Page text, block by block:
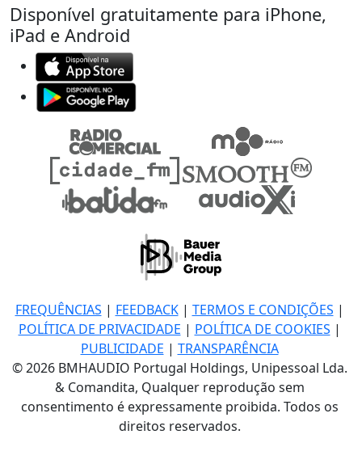
Disponível gratuitamente para iPhone,
iPad e Android
FREQUÊNCIAS | FEEDBACK| TERMOS E CONDIÇÕES |
POLÍTICA DE PRIVACIDADE | POLÍTICA DE COOKIES |
PUBLICIDADE | TRANSPARÊNCIA
© 2026 BMHAUDIO Portugal Holdings, Unipessoal Lda.
& Comandita, Qualquer reprodução sem
consentimento é expressamente proibida. Todos os
direitos reservados.